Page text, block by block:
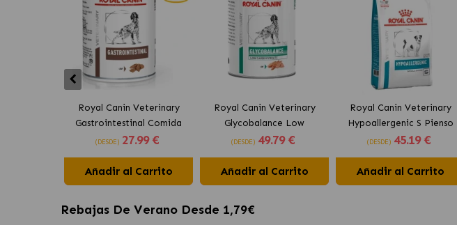
Royal Canin Veterinary
Gastrointestinal Comida
Húmeda para Perros en
(DESDE) 27.99 €
Añadir al Carrito
Royal Canin Veterinary
Glycobalance Low
Carbohydrate Comida
Paté
(DESDE) 49.79 €
Añadir al Carrito
Royal Canin Veterinary
Hypoallergenic S Pienso
Hipoalergénico para Perros
(DESDE) 45.19 €
Añadir al Carrito
Rebajas De Verano Desde 1,79€